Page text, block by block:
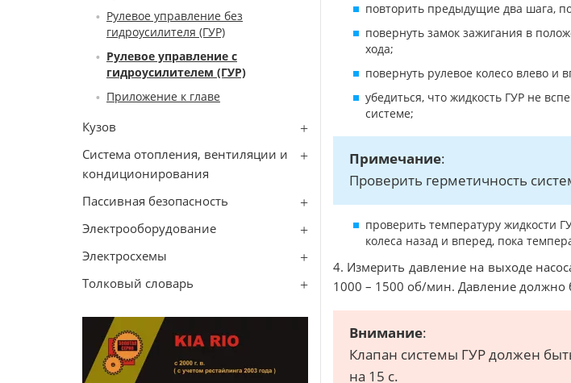
Рулевое управление без
гидроусилителя (ГУР)
Рулевое управление с
гидроусилителем (ГУР)
Приложение к главе
Кузов
Система отопления, вентиляции и
кондиционирования
Пассивная безопасность
Электрооборудование
Электросхемы
Толковый словарь
повторить предыдущие два шага,
повернуть замок зажигания в
хода;
повернуть рулевое колесо влево и
убедиться, что жидкость ГУР не
системе;
Примечание:
Проверить герметичность
проверить температуру жидкости
колеса назад и вперед, пока
4. Измерить давление на выходе
1000 – 1500 об/мин. Давление должно
Внимание:
Клапан системы ГУР должен
на 15 с.